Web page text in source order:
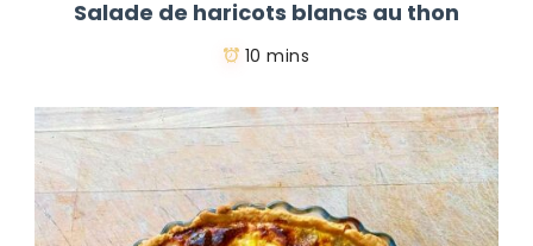
Salade de haricots blancs au thon
10 mins